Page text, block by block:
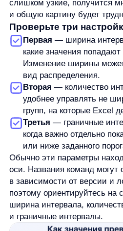
Как сделать
Гистограмма должна быть не
но и читаема. Если непонятно, что
столбцы и оси, диаграмма не
Проверьте базовые
заголовок объясняет, какие
оси подписаны понятно;
масштаб не искажает
интервалы читаются без
на диаграмме нет лишних
отвлекают от распределения.
Заголовок и подписи не меняют
но помогают быстрее понять, что
диаграмма. Это особенно важно,
вы вставляете гистограмму в
или отправляете файл другому
Не перегружайте оформление. Для
гистограммы важнее понятные